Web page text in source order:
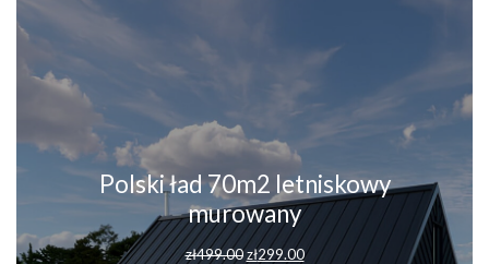
Polski ład 70m2 letniskowy
murowany
zł499.00 zł299.00